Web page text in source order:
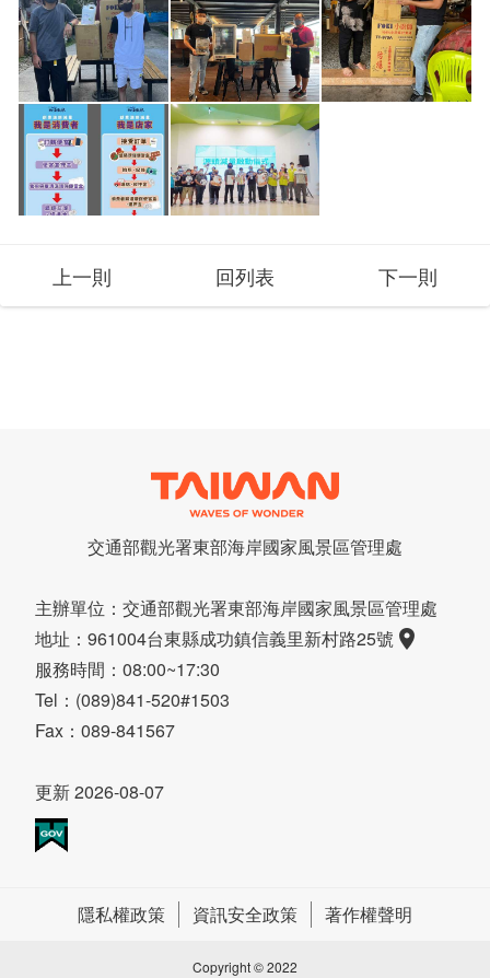
上一則 回列表 下一則
交通部觀光署東部海岸國家風景區管理處
主辦單位：交通部觀光署東部海岸國家風景區管理處
地址：961004台東縣成功鎮信義里新村路25號
服務時間：08:00~17:30
Tel：(089)841-520#1503
Fax：089-841567
更新 2026-08-07
隱私權政策 資訊安全政策 著作權聲明
Copyright © 2022